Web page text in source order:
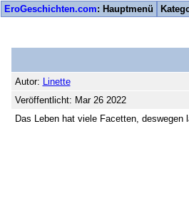
EroGeschichten.com: Hauptmenü
Autor: Linette
Veröffentlicht: Mar 26 2022
Das Leben hat viele Facetten,